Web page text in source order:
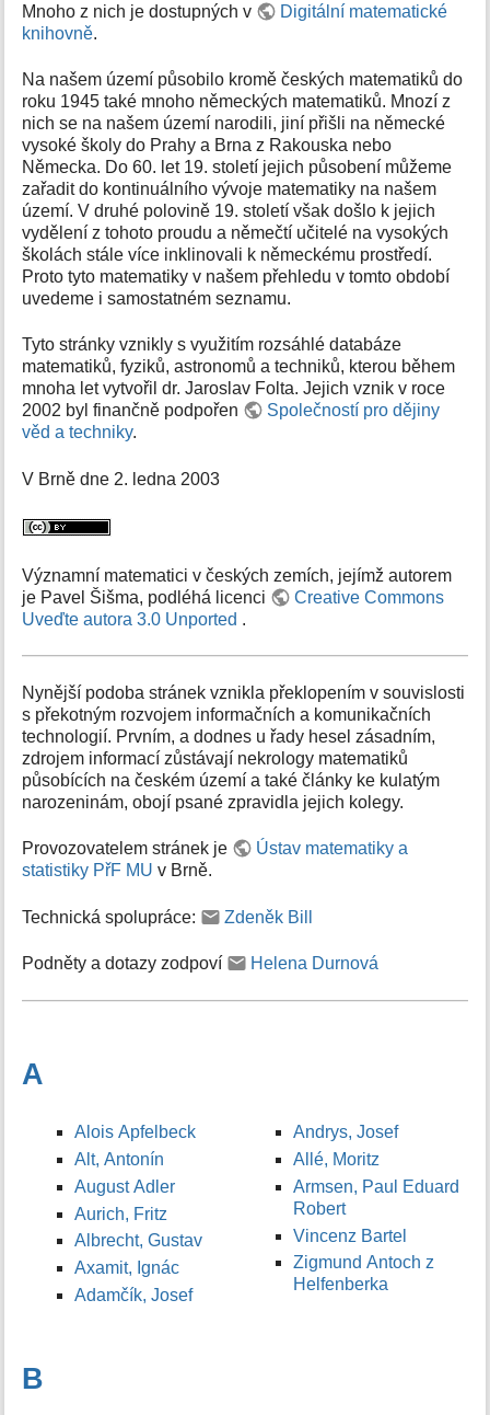
Mnoho z nich je dostupných v
Digitální matematické
knihovně.
Na našem území působilo kromě českých matematiků do
roku 1945 také mnoho německých matematiků. Mnozí z
nich se na našem území narodili, jiní přišli na německé
vysoké školy do Prahy a Brna z Rakouska nebo
Německa. Do 60. let 19. století jejich působení můžeme
zařadit do kontinuálního vývoje matematiky na našem
území. V druhé polovině 19. století však došlo k jejich
vydělení z tohoto proudu a němečtí učitelé na vysokých
školách stále více inklinovali k německému prostředí.
Proto tyto matematiky v našem přehledu v tomto období
uvedeme i samostatném seznamu.
Tyto stránky vznikly s využitím rozsáhlé databáze
matematiků, fyziků, astronomů a techniků, kterou během
mnoha let vytvořil dr. Jaroslav Folta. Jejich vznik v roce
2002 byl finančně podpořen
Společností pro dějiny
věd a techniky.
V Brně dne 2. ledna 2003
Významní matematici v českých zemích, jejímž autorem
je Pavel Šišma, podléhá licenci
Creative Commons
Uveďte autora 3.0 Unported .
Nynější podoba stránek vznikla překlopením v souvislosti
s překotným rozvojem informačních a komunikačních
technologií. Prvním, a dodnes u řady hesel zásadním,
zdrojem informací zůstávají nekrology matematiků
působících na českém území a také články ke kulatým
narozeninám, obojí psané zpravidla jejich kolegy.
Provozovatelem stránek je
Ústav matematiky a
statistiky PřF MU v Brně.
Technická spolupráce: Zdeněk Bill
Podněty a dotazy zodpoví Helena Durnová
A
Alois Apfelbeck
Alt, Antonín
August Adler
Aurich, Fritz
Albrecht, Gustav
Axamit, Ignác
Adamčík, Josef
Andrys, Josef
Allé, Moritz
Armsen, Paul Eduard
Robert
Vincenz Bartel
Zigmund Antoch z
Helfenberka
B